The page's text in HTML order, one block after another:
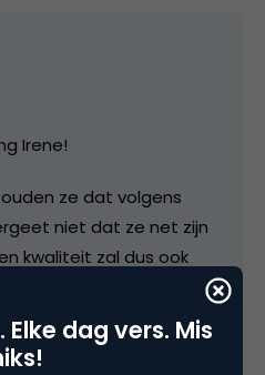
Irene!
ze dat volgens
niet dat ze net zijn
kwaliteit zal dus ook
dag vers. Mis